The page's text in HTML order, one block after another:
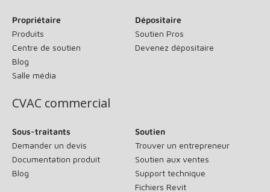
Propriétaire
Produits
Centre de soutien
Blog
Salle média
Dépositaire
Soutien Pros
Devenez dépositaire
CVAC commercial
Sous-traitants
Demander un devis
Documentation produit
Blog
Soutien
Trouver un entrepreneur
Soutien aux ventes
Support technique
Fichiers Revit